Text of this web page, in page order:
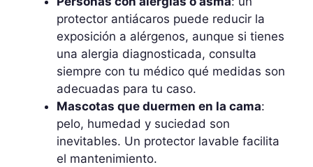
protector antiácaros puede reducir la
exposición a alérgenos, aunque si tienes
una alergia diagnosticada, consulta
siempre con tu médico qué medidas son
adecuadas para tu caso.
Mascotas que duermen en la cama:
pelo, humedad y suciedad son
inevitables. Un protector lavable facilita
el mantenimiento.